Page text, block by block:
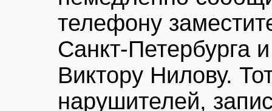
телефону
Санкт-Петербурга
Виктору Нилову.
нарушителей,